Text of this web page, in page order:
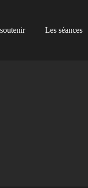
Les séances